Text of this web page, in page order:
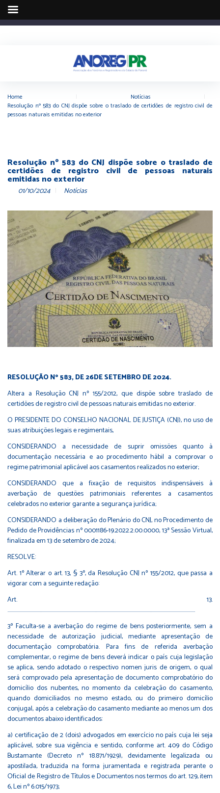
Home Notícias
Resolução nº 583 do CNJ dispõe sobre o traslado de certidões de registro civil de
pessoas naturais emitidas no exterior
Resolução nº 583 do CNJ dispõe sobre o traslado de
certidões de registro civil de pessoas naturais
emitidas no exterior
01/10/2024 Notícias
RESOLUÇÃO Nº 583, DE 26DE SETEMBRO DE 2024.
Altera a Resolução CNJ nº 155/2012, que dispõe sobre traslado de
certidões de registro civil de pessoas naturais emitidas no exterior.
O PRESIDENTE DO CONSELHO NACIONAL DE JUSTIÇA (CNJ), no uso de
suas atribuições legais e regimentais,
CONSIDERANDO a necessidade de suprir omissões quanto à
documentação necessária e ao procedimento hábil a comprovar o
regime patrimonial aplicável aos casamentos realizados no exterior;
CONSIDERANDO que a fixação de requisitos indispensáveis à
averbação de questões patrimoniais referentes a casamentos
celebrados no exterior garante a segurança jurídica;
CONSIDERANDO a deliberação do Plenário do CNJ, no Procedimento de
Pedido de Providências nº 0001186-19.2022.2.00.0000, 13ª Sessão Virtual,
finalizada em 13 de setembro de 2024;
RESOLVE:
Art. 1º Alterar o art. 13, § 3º, da Resolução CNJ nº 155/2012, que passa a
vigorar com a seguinte redação:
Art. 13.
...............................................................................................................................................................................................
3º Faculta-se a averbação do regime de bens posteriormente, sem a
necessidade de autorização judicial, mediante apresentação de
documentação comprobatória. Para fins de referida averbação
complementar, o regime de bens deverá indicar o país cuja legislação
se aplica, sendo adotado o respectivo nomen juris de origem, o qual
será comprovado pela apresentação de documento comprobatório do
domicílio dos nubentes, no momento da celebração do casamento,
quando domiciliados no mesmo estado, ou do primeiro domicílio
conjugal, após a celebração do casamento mediante ao menos um dos
documentos abaixo identificados:
a) certificação de 2 (dois) advogados em exercício no país cuja lei seja
aplicável, sobre sua vigência e sentido, conforme art. 409 do Código
Bustamante (Decreto nº 18.871/1929), devidamente legalizada ou
apostilada, traduzida na forma juramentada e registrada perante o
Oficial de Registro de Títulos e Documentos nos termos do art. 129, item
6, Lei nº 6.015/1973;